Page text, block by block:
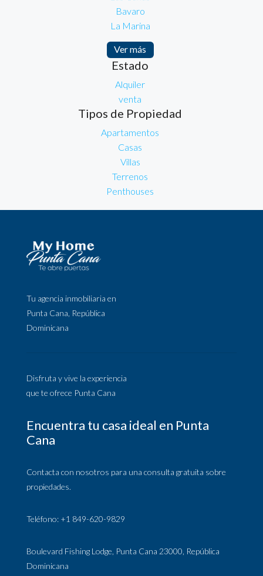
Bavaro
La Marina
Ver más
Estado
Alquiler
venta
Tipos de Propiedad
Apartamentos
Casas
Villas
Terrenos
Penthouses
Tu agencia inmobiliaria en
Punta Cana, República
Dominicana
Disfruta y vive la experiencia
que te ofrece Punta Cana
Encuentra tu casa ideal en Punta
Cana
Contacta con nosotros para una consulta gratuita sobre
propiedades.
Teléfono: +1 849-620-9829
Boulevard Fishing Lodge, Punta Cana 23000, República
Dominicana